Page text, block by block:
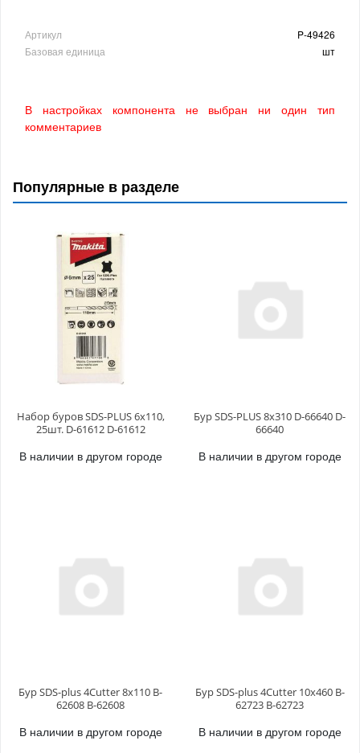
Артикул
P-49426
Базовая единица
шт
В настройках компонента не выбран ни один тип
комментариев
Популярные в разделе
Набор буров SDS-PLUS 6x110,
25шт. D-61612 D-61612
В наличии в другом городе
Бур SDS-PLUS 8x310 D-66640 D-
66640
В наличии в другом городе
Бур SDS-plus 4Cutter 8x110 B-
62608 B-62608
В наличии в другом городе
Бур SDS-plus 4Cutter 10x460 B-
62723 B-62723
В наличии в другом городе